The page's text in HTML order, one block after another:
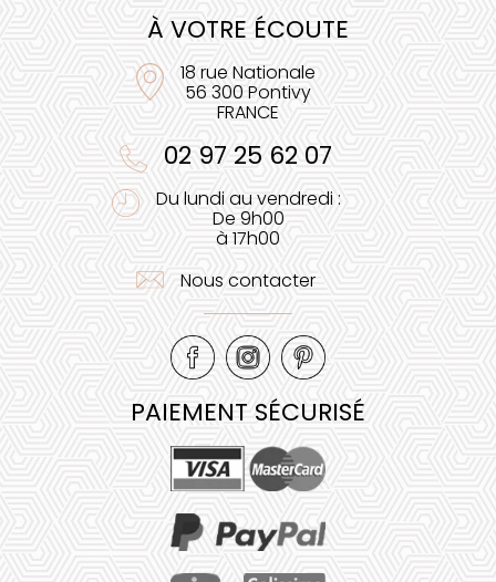
À VOTRE ÉCOUTE
18 rue Nationale
56 300 Pontivy
FRANCE
02 97 25 62 07
Du lundi au vendredi :
De 9h00
à 17h00
Nous contacter
PAIEMENT SÉCURISÉ